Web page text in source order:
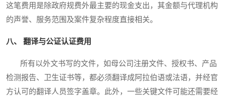
这笔费用是除政府规费外最主要的现金支出，其金额与代理机构
的声誉、服务范围及案件复杂程度直接相关。
八、 翻译与公证认证费用
所有以外文书写的文件，如母公司注册文件、授权书、产品
检测报告、卫生证书等，都必须翻译成阿拉伯语或法语，并经官
方认可的翻译人员签字盖章。此外，一些关键文件可能还需要经